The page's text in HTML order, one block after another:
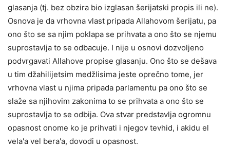
glasanja (tj. bez obzira bio izglasan šerijatski propis ili ne).
Osnova je da vrhovna vlast pripada Allahovom šerijatu, pa
ono što se sa njim poklapa se prihvata a ono što se njemu
suprostavlja to se odbacuje. I nije u osnovi dozvoljeno
podvrgavati Allahove propise glasanju. Ono što se dešava
u tim džahilijetsim medžlisima jeste oprečno tome, jer
vrhovna vlast u njima pripada parlamentu pa ono što se
slaže sa njihovim zakonima to se prihvata a ono što se
suprostavlja to se odbija. Ova stvar predstavlja ogromnu
opasnost onome ko je prihvati i njegov tevhid, i akidu el
vela'a vel bera'a, dovodi u opasnost.